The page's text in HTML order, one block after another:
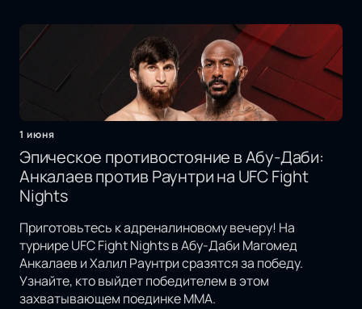
1 июня
Эпическое противостояние в Абу-Даби:
Анкалаев против Раунтри на UFC Fight
Nights
Приготовьтесь к адреналиновому вечеру! На
турнире UFC Fight Nights в Абу-Даби Магомед
Анкалаев и Халил Раунтри сразятся за победу.
Узнайте, кто выйдет победителем в этом
захватывающем поединке MMA.